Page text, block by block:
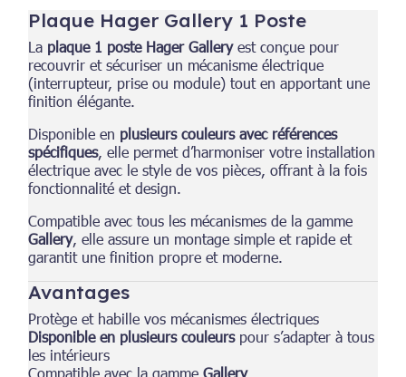
Plaque Hager Gallery 1 Poste
La plaque 1 poste Hager Galleryest conçue pour
recouvrir et sécuriser un mécanisme électrique
(interrupteur, prise ou module) tout en apportant une
finition élégante.
Disponible en plusieurs couleurs avec références
spécifiques, elle permet d’harmoniser votre installation
électrique avec le style de vos pièces, offrant à la fois
fonctionnalité et design.
Compatible avec tous les mécanismes de la gamme
Gallery, elle assure un montage simple et rapide et
garantit une finition propre et moderne.
Avantages
Protège et habille vos mécanismes électriques
Disponible en plusieurs couleurspour s’adapter à tous
les intérieurs
Compatible avec la gammeGallery